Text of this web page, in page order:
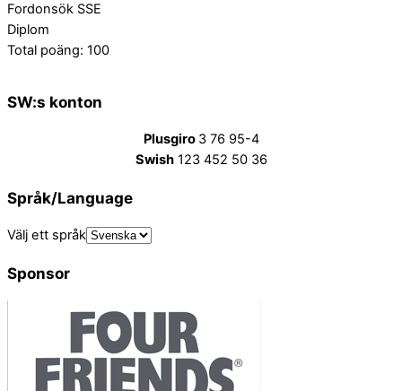
Fordonsök SSE
Diplom
Total poäng: 100
SW:s konton
Plusgiro 3 76 95-4
Swish123 452 50 36
Språk/Language
Välj ett språk
Sponsor